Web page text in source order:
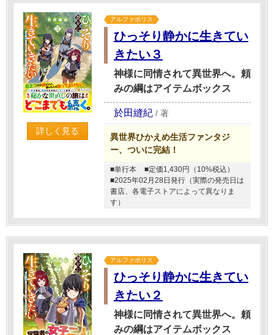
詳しく見る
アルファポリス
ひっそり静かに生きてい
きたい３
神様に同情されて異世界へ。頼
みの綱はアイテムボックス
於田縫紀 / 著
異世界ひかえめ生活ファンタジ
ー、ついに完結！
■単行本
■定価1,430円（10%税込）
■2025年02月28日発行（実際の発売日は
書店、各電子ストアによって異なりま
す）
アルファポリス
ひっそり静かに生きてい
きたい２
神様に同情されて異世界へ。頼
みの綱はアイテムボックス